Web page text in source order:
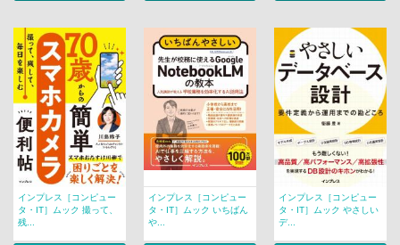
インプレス［コンピュー
タ・IT］ムック 撮って、
残...
インプレス［コンピュー
タ・IT］ムック いちばん
や...
インプレス［コンピュー
タ・IT］ムック やさしい
デ...